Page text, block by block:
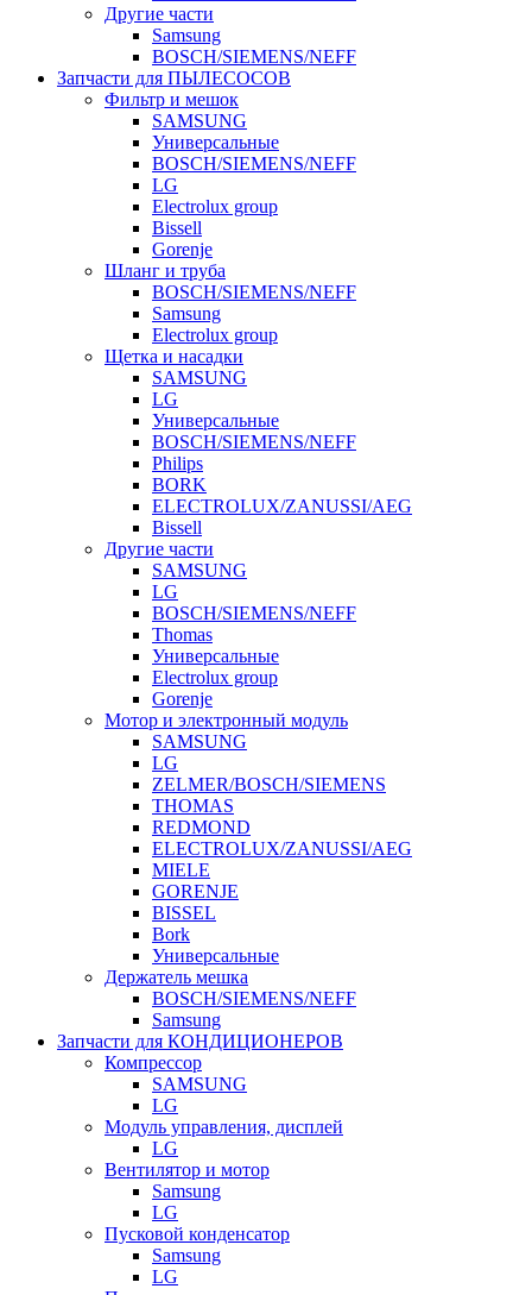
Другие части
Samsung
BOSCH/SIEMENS/NEFF
Запчасти для ПЫЛЕСОСОВ
Фильтр и мешок
SAMSUNG
Универсальные
BOSCH/SIEMENS/NEFF
LG
Electrolux group
Bissell
Gorenje
Шланг и труба
BOSCH/SIEMENS/NEFF
Samsung
Electrolux group
Щетка и насадки
SAMSUNG
LG
Универсальные
BOSCH/SIEMENS/NEFF
Philips
BORK
ELECTROLUX/ZANUSSI/AEG
Bissell
Другие части
SAMSUNG
LG
BOSCH/SIEMENS/NEFF
Thomas
Универсальные
Electrolux group
Gorenje
Мотор и электронный модуль
SAMSUNG
LG
ZELMER/BOSCH/SIEMENS
THOMAS
REDMOND
ELECTROLUX/ZANUSSI/AEG
MIELE
GORENJE
BISSEL
Bork
Универсальные
Держатель мешка
BOSCH/SIEMENS/NEFF
Samsung
Запчасти для КОНДИЦИОНЕРОВ
Компрессор
SAMSUNG
LG
Модуль управления, дисплей
LG
Вентилятор и мотор
Samsung
LG
Пусковой конденсатор
Samsung
LG